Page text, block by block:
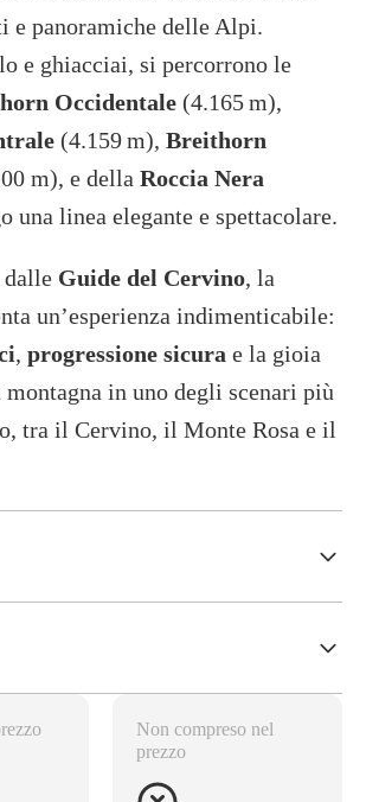
e panoramiche delle Alpi.
e ghiacciai, si percorrono le
Occidentale (4.165 m),
(4.159 m), Breithorn
m), e della Roccia Nera
una linea elegante e spettacolare.
dalle Guide del Cervino, la
un’esperienza indimenticabile:
, progressione sicura e la gioia
in uno degli scenari più
tra il Cervino, il Monte Rosa e il
Non compreso nel
prezzo